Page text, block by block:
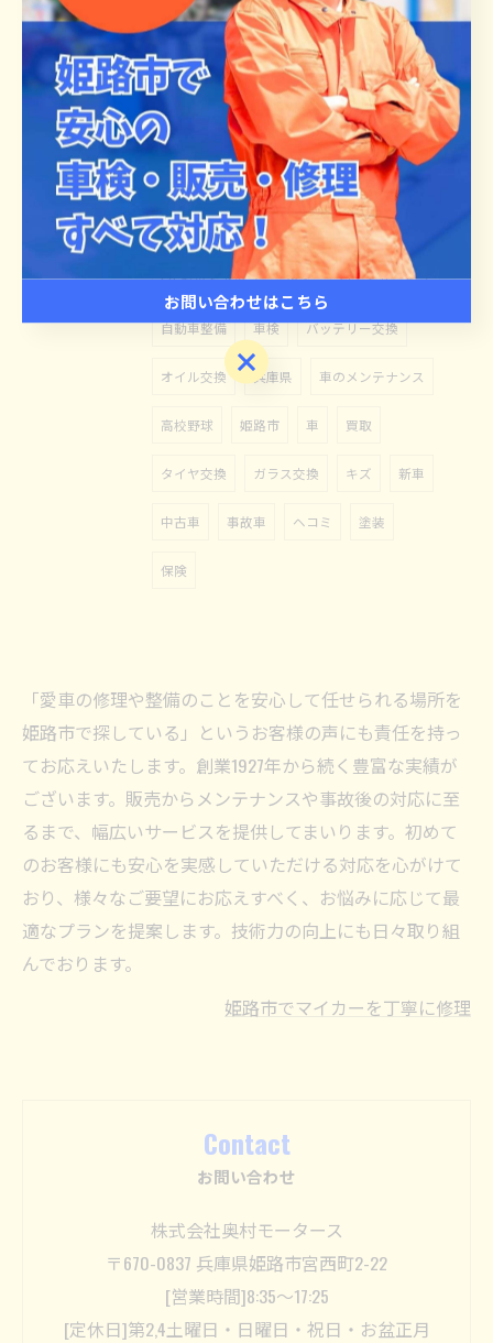
天候が気になる季節
タグ Tags
整備 夏季休業 お得情報
ETCセットアップ 求人 ロードサービス
自動車整備 車検 バッテリー交換
オイル交換 兵庫県 車のメンテナンス
高校野球 姫路市 車 買取
タイヤ交換 ガラス交換 キズ 新車
中古車 事故車 ヘコミ 塗装
保険
「愛車の修理や整備のことを安心して任せられる場所を
姫路市で探している」というお客様の声にも責任を持っ
てお応えいたします。創業1927年から続く豊富な実績が
ございます。販売からメンテナンスや事故後の対応に至
るまで、幅広いサービスを提供してまいります。初めて
のお客様にも安心を実感していただける対応を心がけて
おり、様々なご要望にお応えすべく、お悩みに応じて最
適なプランを提案します。技術力の向上にも日々取り組
んでおります。
姫路市でマイカーを丁寧に修理
お問い合わせ
Contact
株式会社奥村モータース
〒670-0837 兵庫県姫路市宮西町2-22
[営業時間]8:35～17:25
[定休日]第2,4土曜日・日曜日・祝日・お盆正月
お問い合わせはこちら
お問い合わせはこちら